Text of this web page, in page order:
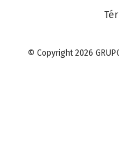
© Copyright 2026